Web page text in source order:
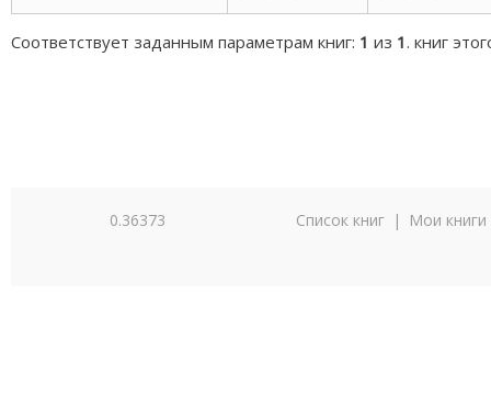
Соответствует заданным параметрам книг: 1 из 1. книг
0.36373 Список книг | Мои книги